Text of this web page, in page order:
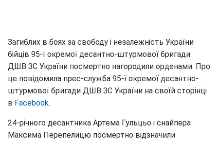
Загиблих в боях за свободу і незалежність України
бійців 95-ї окремої десантно-штурмової бригади
ДШВ ЗС України посмертно нагородили орденами. Про
це повідомила прес-служба 95-ї окремої десантно-
штурмової бригади ДШВ ЗС України на своїй сторінці
в Facebook.
24-річного десантника Артема Гульцьо і снайпера
Максима Перепелицю посмертно відзначили